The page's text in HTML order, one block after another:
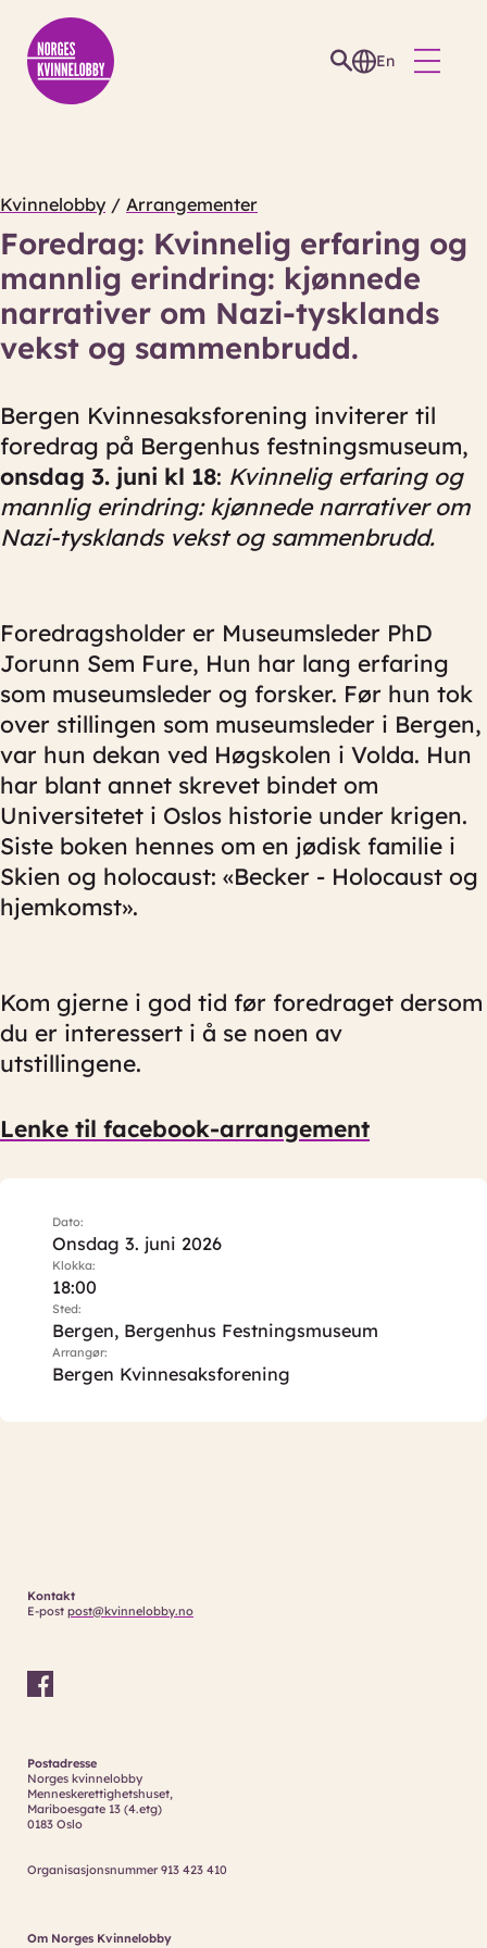
En
Kvinnelobby/ Arrangementer
Foredrag: Kvinnelig erfaring og
mannlig erindring: kjønnede
narrativer om Nazi-tysklands
vekst og sammenbrudd.
Bergen Kvinnesaksforening inviterer til
foredrag på Bergenhus festningsmuseum,
onsdag 3. juni kl 18: Kvinnelig erfaring og
mannlig erindring: kjønnede narrativer om
Nazi-tysklands vekst og sammenbrudd.
Foredragsholder er Museumsleder PhD
Jorunn Sem Fure, Hun har lang erfaring
som museumsleder og forsker. Før hun tok
over stillingen som museumsleder i Bergen,
var hun dekan ved Høgskolen i Volda. Hun
har blant annet skrevet bindet om
Universitetet i Oslos historie under krigen.
Siste boken hennes om en jødisk familie i
Skien og holocaust: «Becker - Holocaust og
hjemkomst».
Kom gjerne i god tid før foredraget dersom
du er interessert i å se noen av
utstillingene.
Lenke til facebook-arrangement
Dato:
Onsdag 3. juni 2026
Klokka:
18:00
Sted:
Bergen, Bergenhus Festningsmuseum
Arrangør:
Bergen Kvinnesaksforening
Kontakt
E-post post@kvinnelobby.no
Postadresse
Norges kvinnelobby
Menneskerettighetshuset,
Mariboesgate 13 (4.etg)
0183 Oslo
Organisasjonsnummer 913 423 410
Om Norges Kvinnelobby